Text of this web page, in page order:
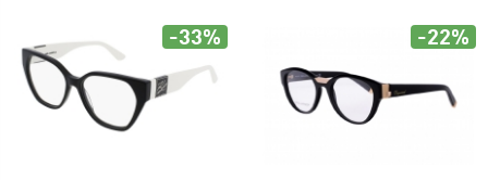
-33% -22%